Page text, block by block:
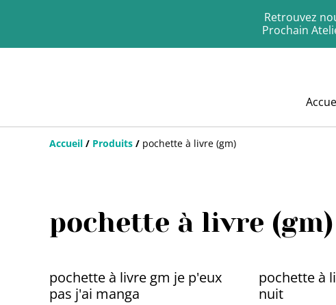
Retrouvez
Prochain
Accueil / Produits / pochette à livre (gm)
pochette à livre (gm)
pochette à livre gm je p'eux
pas j'ai manga
pochette à
nuit